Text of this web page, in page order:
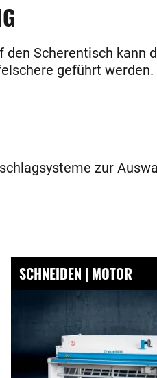
den Scherentisch
geführt werden.
zur
SCHNEIDEN | MOTOR